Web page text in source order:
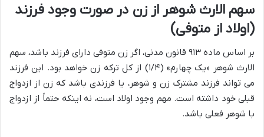
سهم الارث شوهر از زن در صورت وجود فرزند
(اولاد از متوفی)
بر اساس ماده ۹۱۳ قانون مدنی، اگر زن متوفی دارای فرزند باشد، سهم
الارث شوهر «یک چهارم» (۱/۴) از کل ترکه زن خواهد بود. این فرزند
می تواند فرزند مشترک زن و شوهر، یا فرزندی باشد که زن از ازدواج
قبلی خود داشته است. مهم وجود اولاد است، نه اینکه حتماً از ازدواج
با شوهر فعلی باشد.